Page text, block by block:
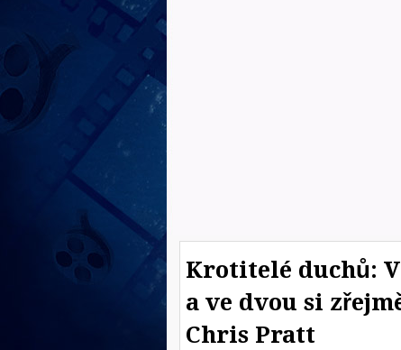
Krotitelé duchů:
a ve dvou si
Chris Pratt